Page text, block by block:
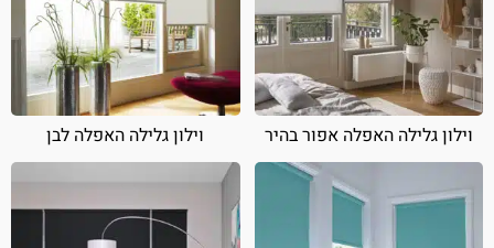
וילון גלילה האפלה אפור בהיר וילון גלילה האפלה לבן